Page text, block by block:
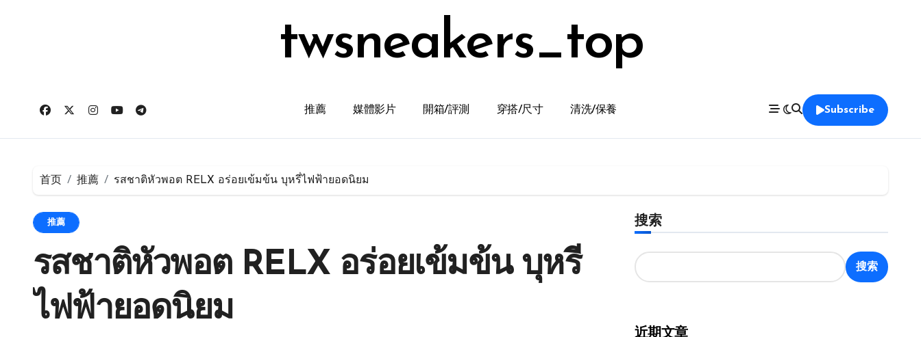
twsneakers_top
推薦 媒體影片 開箱/評測 穿搭/尺寸 清洗/保養 Subscribe
首页 推薦 รสชาติหัวพอต RELX อร่อยเข้มข้น บุหรี่ไฟฟ้ายอดนิยม
推薦
รสชาติหัวพอต RELX อร่อยเข้มข้น บุหรี่
ไฟฟ้ายอดนิยม
搜索
搜索
近期文章